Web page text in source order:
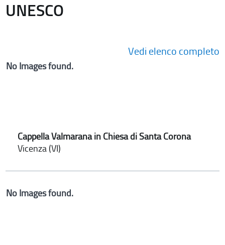
UNESCO
Vedi elenco completo
No Images found.
Cappella Valmarana in Chiesa di Santa Corona
Vicenza (VI)
No Images found.